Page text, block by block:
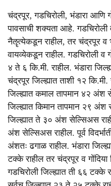
चंद्रपूर, गडचिरोली, भंडारा आणि
पावसाची शक्यता आहे. गडचिरोली व
नैॡत्येकडून राहील, तर चंद्रपूर व
वायव्येकडून राहील. गडचिरोली व
४ ते ६ कि.मी. राहील. भंडारा
चंद्रपूर जिल्ह्यात ताशी १२ कि.मी.
जिल्ह्यात कमाल तापमान ४२ अंश
जिल्ह्यात किमान तापमान २९ अंश
जिल्ह्यात ते ३० अंश सेल्सिअस
अंश सेल्सिअस राहील. पूर्व
अंशतः ढगाळ राहील. भंडारा
टक्के राहील तर चंद्रपूर व
गडचिरोली जिल्ह्यात ती ६६ टक्के